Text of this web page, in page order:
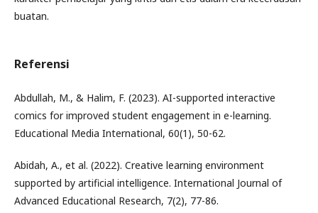
buatan.
Referensi
Abdullah, M., & Halim, F. (2023). AI-supported interactive
comics for improved student engagement in e-learning.
Educational Media International, 60(1), 50-62.
Abidah, A., et al. (2022). Creative learning environment
supported by artificial intelligence. International Journal of
Advanced Educational Research, 7(2), 77-86.